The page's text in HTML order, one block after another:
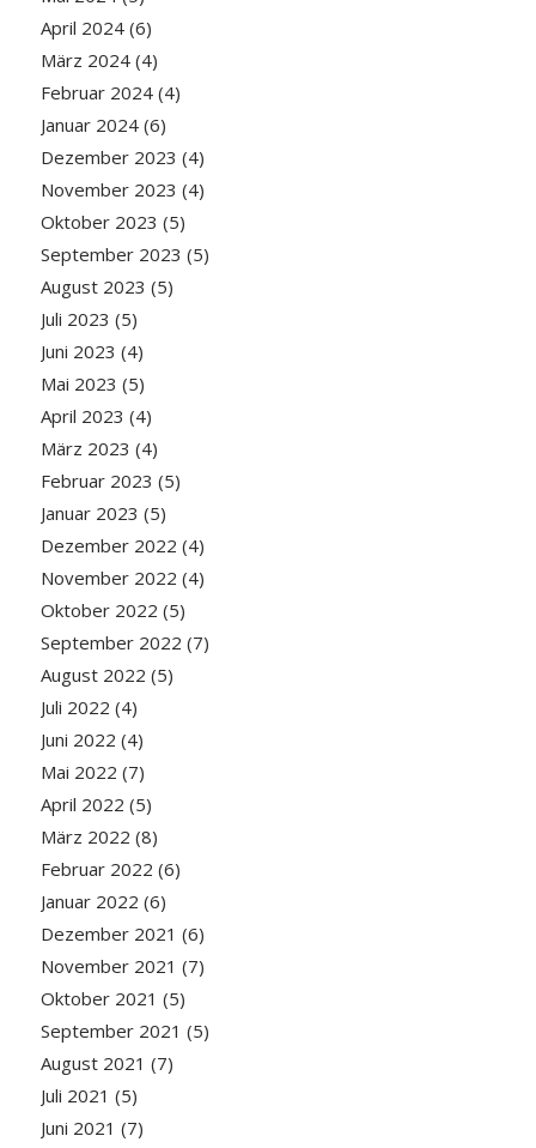
April 2024(6)
März 2024(4)
Februar 2024(4)
Januar 2024(6)
Dezember 2023 (4)
November 2023 (4)
Oktober 2023 (5)
September 2023 (5)
August 2023 (5)
Juli 2023 (5)
Juni 2023 (4)
Mai 2023 (5)
April 2023 (4)
März 2023 (4)
Februar 2023 (5)
Januar 2023 (5)
Dezember 2022 (4)
November 2022 (4)
Oktober 2022 (5)
September 2022 (7)
August 2022 (5)
Juli 2022 (4)
Juni 2022 (4)
Mai 2022 (7)
April 2022 (5)
März 2022 (8)
Februar 2022 (6)
Januar 2022 (6)
Dezember 2021 (6)
November 2021 (7)
Oktober 2021 (5)
September 2021 (5)
August 2021 (7)
Juli 2021 (5)
Juni 2021 (7)